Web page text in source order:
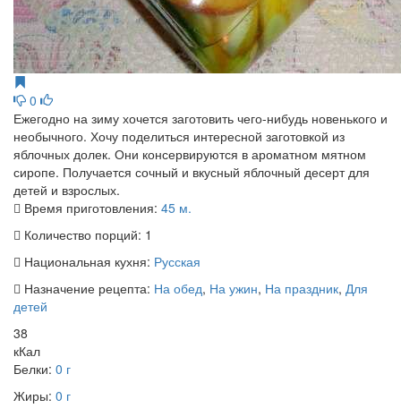
0
Ежегодно на зиму хочется заготовить чего-нибудь новенького и
необычного. Хочу поделиться интересной заготовкой из
яблочных долек. Они консервируются в ароматном мятном
сиропе. Получается сочный и вкусный яблочный десерт для
детей и взрослых.
Время приготовления: 45 м.
Количество порций: 1
Национальная кухня: Русская
Назначение рецепта: На обед, На ужин, На праздник, Для
детей
38
кКал
Белки: 0 г
Жиры: 0 г